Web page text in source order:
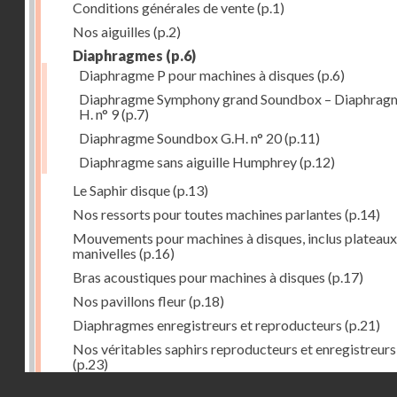
Conditions générales de vente(p.1)
Nos aiguilles (p.2)
Diaphragmes (p.6)
Diaphragme P pour machines à disques (p.6)
Diaphragme Symphony grand Soundbox –
H. n° 9(p.7)
Diaphragme Soundbox G.H. n° 20(p.11)
Diaphragme sans aiguille Humphrey(p.12)
Le Saphir disque(p.13)
Nos ressorts pour toutes machines parlantes (p.14)
Mouvements pour machines à disques, inclus
manivelles (p.16)
Bras acoustiques pour machines à disques (p.17)
Nos pavillons fleur(p.18)
Diaphragmes enregistreurs et reproducteurs (p.21)
Nos véritables saphirs reproducteurs et enregistreurs
(p.23)